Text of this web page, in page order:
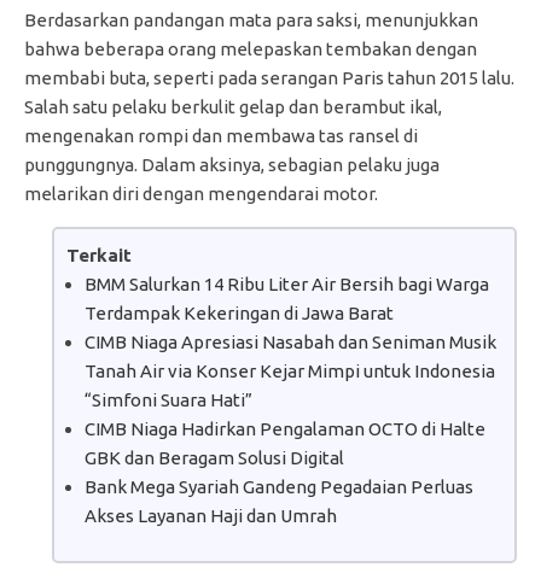
Berdasarkan pandangan mata para saksi, menunjukkan
bahwa beberapa orang melepaskan tembakan dengan
membabi buta, seperti pada serangan Paris tahun 2015 lalu.
Salah satu pelaku berkulit gelap dan berambut ikal,
mengenakan rompi dan membawa tas ransel di
punggungnya. Dalam aksinya, sebagian pelaku juga
melarikan diri dengan mengendarai motor.
Terkait
BMM Salurkan 14 Ribu Liter Air Bersih bagi Warga
Terdampak Kekeringan di Jawa Barat
CIMB Niaga Apresiasi Nasabah dan Seniman Musik
Tanah Air via Konser Kejar Mimpi untuk Indonesia
“Simfoni Suara Hati”
CIMB Niaga Hadirkan Pengalaman OCTO di Halte
GBK dan Beragam Solusi Digital
Bank Mega Syariah Gandeng Pegadaian Perluas
Akses Layanan Haji dan Umrah